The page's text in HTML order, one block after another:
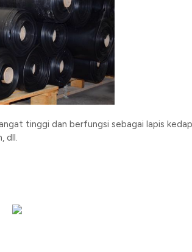
tinggi dan berfungsi sebagai lapis
dll.